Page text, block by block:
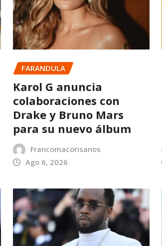
FARANDULA
Karol G anuncia
colaboraciones con
Drake y Bruno Mars
para su nuevo álbum
Francomacorisanos
Ago 6, 2026